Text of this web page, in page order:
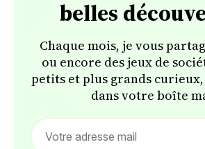
belles
Chaque mois, je vous
ou encore des jeux de
petits et plus grands
dans votre boîte